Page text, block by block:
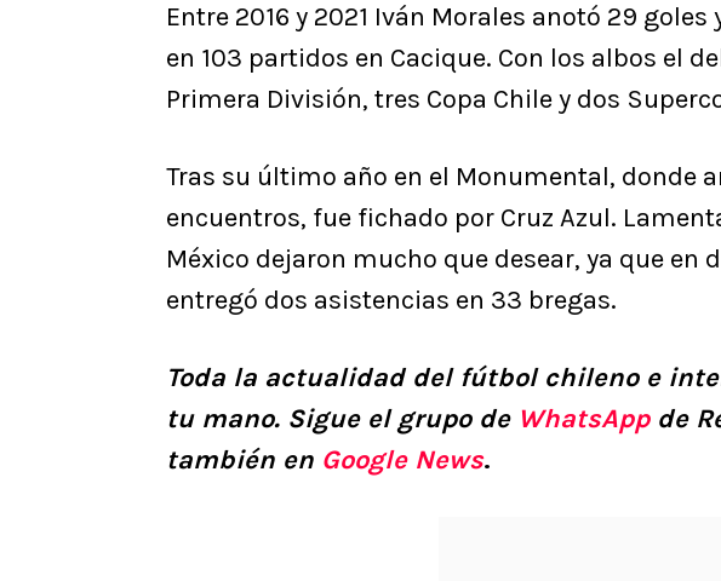
Entre 2016 y 2021 Iván Morales anotó 29
en 103 partidos en Cacique. Con los albos el
Primera División, tres Copa Chile y dos
Tras su último año en el Monumental, donde
encuentros, fue fichado por Cruz Azul.
México dejaron mucho que desear, ya que en
entregó dos asistencias en 33 bregas.
Toda la actualidad del fútbol chileno e
tu mano. Sigue el grupo de WhatsAppde
también en Google News.